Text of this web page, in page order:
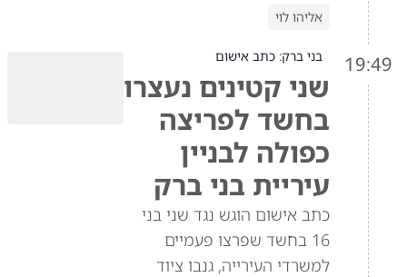
אליהו לוי
19:49 בני ברק: כתב אישום
שני קטינים נעצרו
בחשד לפריצה
כפולה לבניין
עיריית בני ברק
כתב אישום הוגש נגד שני בני
16 בחשד שפרצו פעמיים
למשרדי העירייה, גנבו ציוד